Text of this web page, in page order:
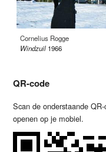
Cornelius Rogge
Windzuil 1966
QR-code
Scan de onderstaande
openen op je mobiel.